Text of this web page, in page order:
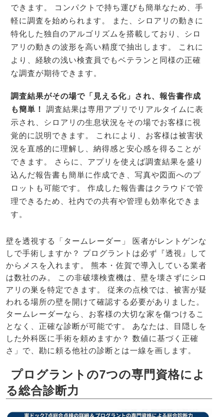
できます。 コンパクトで持ち運びも簡単なため、手
軽に調査を始められます。 また、シロアリの動きに
特化した独自のアルゴリズムを搭載しており、シロ
アリの動きの波形を高い精度で抽出します。 これに
より、経験の浅い検査員でもベテランと同様の正確
な調査が期待できます。
調査結果がその場で「見える化」され、報告書作成
も簡単！
調査結果は専用アプリでリアルタイムに表
示され、シロアリの生息状況をその場でお客様に視
覚的に説明できます。 これにより、お客様は被害状
況を直感的に理解し、納得感と安心感を得ることが
できます。 さらに、アプリを使えば調査結果を盛り
込んだ報告書も簡単に作成でき、写真や図面へのプ
ロットも可能です。 作成した報告書はクラウドで管
理できるため、社内での共有や管理も効率化できま
す。
壁を透視する「タームレーダー」 医者がレントゲンな
しで手術しますか？ プログラントは必ず『透視』して
からメスを入れます。 熊本・佐賀で導入している業者
は数社のみ。 この非破壊検査機は、壁を壊さずにシロ
アリの巣を特定できます。 従来の点検では、被害が疑
われる場所の壁を開けて確認する必要がありました。
タームレーダーなら、お客様の大切な家を傷つけるこ
となく、正確な診断が可能です。 あなたは、目隠しを
した外科医に手術を頼めますか？ 数値に基づく正確
さ」で、勘に頼る他社の診断とは一線を画します。
プログラントの7つの専門資格によ
る総合診断力